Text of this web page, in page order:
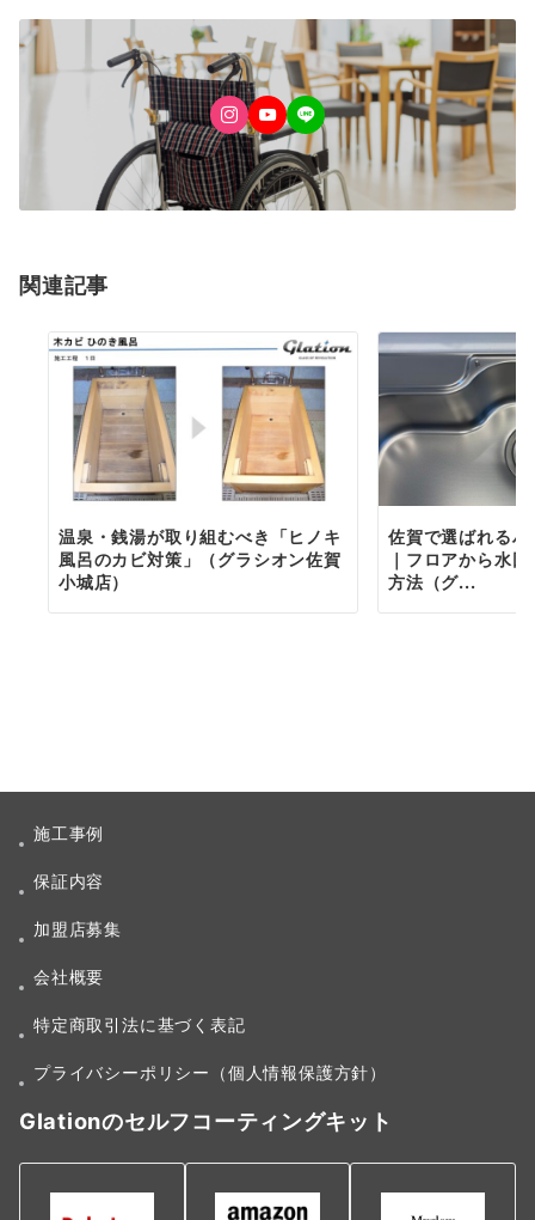
関連記事
温泉・銭湯が取り組むべき「ヒノキ
風呂のカビ対策」（グラシオン佐賀
小城店）
佐賀で選ばれる
｜フロアから水
方法（グ...
施工事例
保証内容
加盟店募集
会社概要
特定商取引法に基づく表記
プライバシーポリシー（個人情報保護方針）
Glationのセルフコーティングキット